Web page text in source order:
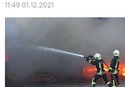
11:49 01.12.2021